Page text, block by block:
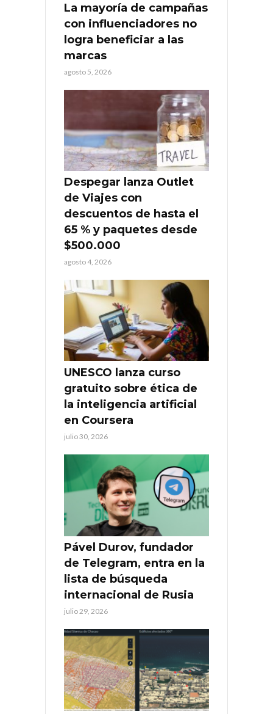
La mayoría de campañas
con influenciadores no
logra beneficiar a las
marcas
agosto 5, 2026
Despegar lanza Outlet
de Viajes con
descuentos de hasta el
65 % y paquetes desde
$500.000
agosto 4, 2026
UNESCO lanza curso
gratuito sobre ética de
la inteligencia artificial
en Coursera
julio 30, 2026
Pável Durov, fundador
de Telegram, entra en la
lista de búsqueda
internacional de Rusia
julio 29, 2026